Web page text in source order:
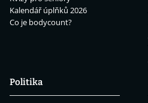
Kalendář úplňků 2026
Co je bodycount?
Politika